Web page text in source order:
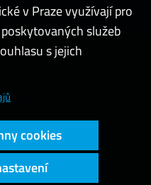
v Praze využívají pro
služeb
s jejich
cookies